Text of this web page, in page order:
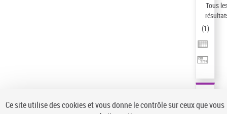
Tous
(1)
Ce site utilise des cookies et vous donne le contrôle sur ceux que vous